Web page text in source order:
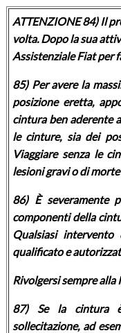
ATTENZIONE 84) Il
volta. Dopo la sua
Assistenziale Fiat per
85) Per avere la
posizione eretta,
cintura ben aderente
le cinture, sia dei
Viaggiare senza le
lesioni gravi o di
86) È severamente
componenti della
Qualsiasi intervento
qualificato e
Rivolgersi sempre alla
87) Se la cintura
sollecitazione, ad